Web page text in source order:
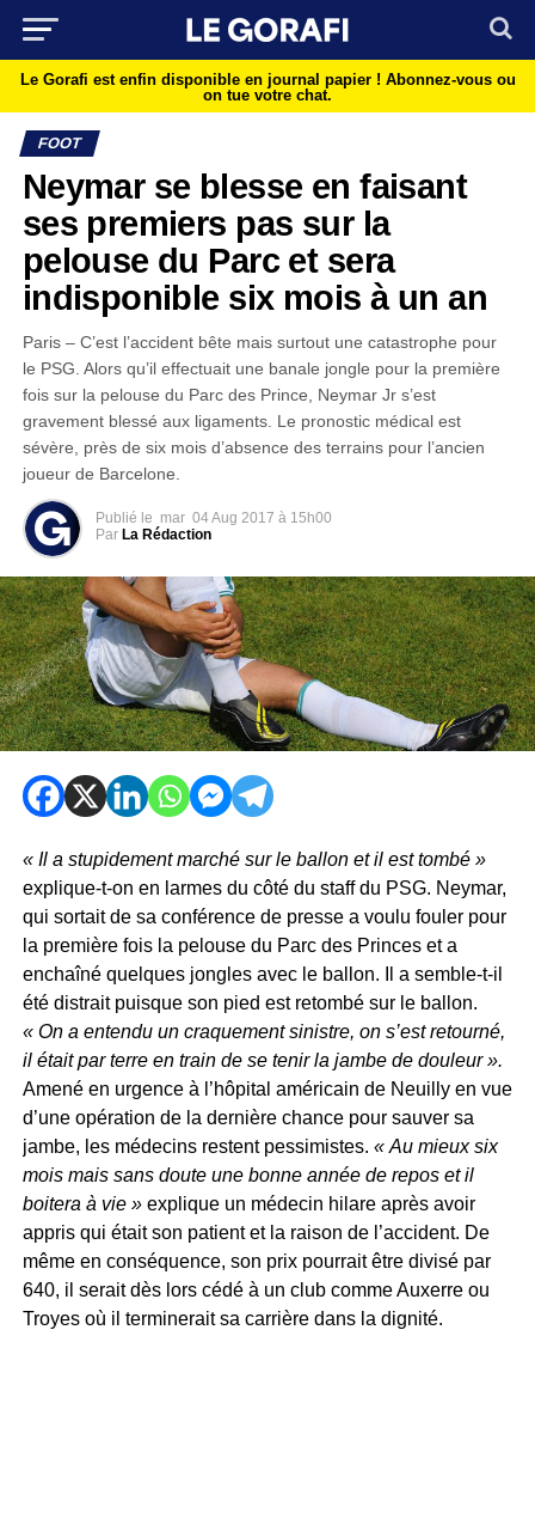
Le Gorafi est enfin disponible en journal papier ! Abonnez-vous ou
on tue votre chat.
FOOT
Neymar se blesse en faisant
ses premiers pas sur la
pelouse du Parc et sera
indisponible six mois à un an
Paris – C’est l’accident bête mais surtout une catastrophe pour
le PSG. Alors qu’il effectuait une banale jongle pour la première
fois sur la pelouse du Parc des Prince, Neymar Jr s’est
gravement blessé aux ligaments. Le pronostic médical est
sévère, près de six mois d’absence des terrains pour l’ancien
joueur de Barcelone.
Publié le mar 04 Aug 2017 à 15h00
Par La Rédaction
« Il a stupidement marché sur le ballon et il est tombé »
explique-t-on en larmes du côté du staff du PSG. Neymar,
qui sortait de sa conférence de presse a voulu fouler pour
la première fois la pelouse du Parc des Princes et a
enchaîné quelques jongles avec le ballon. Il a semble-t-il
été distrait puisque son pied est retombé sur le ballon.
« On a entendu un craquement sinistre, on s’est retourné,
il était par terre en train de se tenir la jambe de douleur ».
Amené en urgence à l’hôpital américain de Neuilly en vue
d’une opération de la dernière chance pour sauver sa
jambe, les médecins restent pessimistes. « Au mieux six
mois mais sans doute une bonne année de repos et il
boitera à vie »explique un médecin hilare après avoir
appris qui était son patient et la raison de l’accident. De
même en conséquence, son prix pourrait être divisé par
640, il serait dès lors cédé à un club comme Auxerre ou
Troyes où il terminerait sa carrière dans la dignité.